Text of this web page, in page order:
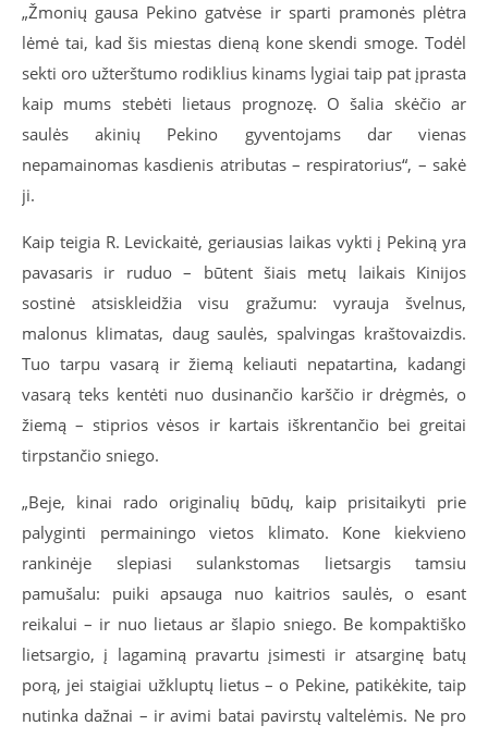
„Žmonių gausa Pekino gatvėse ir sparti pramonės plėtra
lėmė tai, kad šis miestas dieną kone skendi smoge. Todėl
sekti oro užterštumo rodiklius kinams lygiai taip pat įprasta
kaip mums stebėti lietaus prognozę. O šalia skėčio ar
saulės akinių Pekino gyventojams dar vienas
nepamainomas kasdienis atributas – respiratorius“, – sakė
ji.
Kaip teigia R. Levickaitė, geriausias laikas vykti į Pekiną yra
pavasaris ir ruduo – būtent šiais metų laikais Kinijos
sostinė atsiskleidžia visu gražumu: vyrauja švelnus,
malonus klimatas, daug saulės, spalvingas kraštovaizdis.
Tuo tarpu vasarą ir žiemą keliauti nepatartina, kadangi
vasarą teks kentėti nuo dusinančio karščio ir drėgmės, o
žiemą – stiprios vėsos ir kartais iškrentančio bei greitai
tirpstančio sniego.
„Beje, kinai rado originalių būdų, kaip prisitaikyti prie
palyginti permainingo vietos klimato. Kone kiekvieno
rankinėje slepiasi sulankstomas lietsargis tamsiu
pamušalu: puiki apsauga nuo kaitrios saulės, o esant
reikalui – ir nuo lietaus ar šlapio sniego. Be kompaktiško
lietsargio, į lagaminą pravartu įsimesti ir atsarginę batų
porą, jei staigiai užkluptų lietus – o Pekine, patikėkite, taip
nutinka dažnai – ir avimi batai pavirstų valtelėmis. Ne pro